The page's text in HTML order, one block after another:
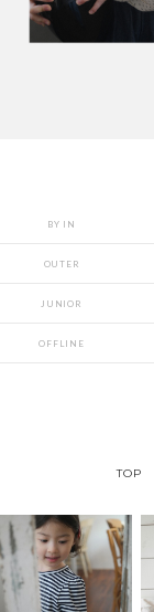
BY IN
OUTER
JUNIOR
OFFLINE
TOP